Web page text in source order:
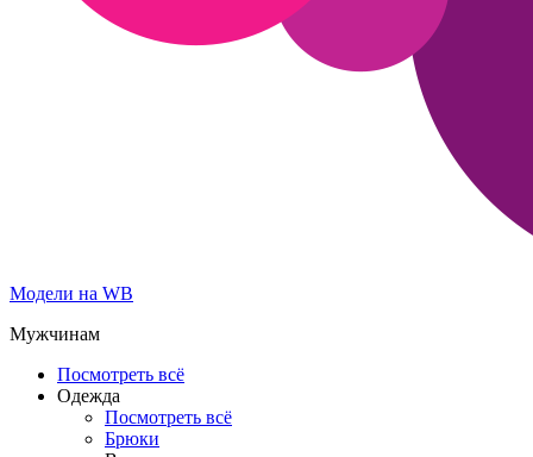
Модели на WB
Мужчинам
Посмотреть всё
Одежда
Посмотреть всё
Брюки